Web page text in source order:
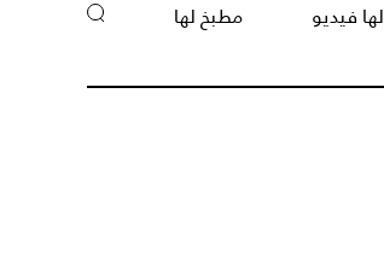
لها فيديو مطبخ لها